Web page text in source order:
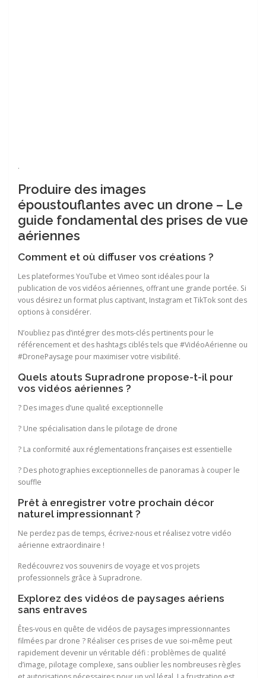
.
Produire des images
époustouflantes avec un drone – Le
guide fondamental des prises de vue
aériennes
Comment et où diffuser vos créations ?
Les plateformes YouTube et Vimeo sont idéales pour la
publication de vos vidéos aériennes, offrant une grande portée. Si
vous désirez un format plus captivant, Instagram et TikTok sont des
options à considérer.
N’oubliez pas d’intégrer des mots-clés pertinents pour le
référencement et des hashtags ciblés tels que #VidéoAérienne ou
#DronePaysage pour maximiser votre visibilité.
Quels atouts Supradrone propose-t-il pour
vos vidéos aériennes ?
? Des images d’une qualité exceptionnelle
? Une spécialisation dans le pilotage de drone
? La conformité aux réglementations françaises est essentielle
? Des photographies exceptionnelles de panoramas à couper le
souffle
Prêt à enregistrer votre prochain décor
naturel impressionnant ?
Ne perdez pas de temps, écrivez-nous et réalisez votre vidéo
aérienne extraordinaire !
Redécouvrez vos souvenirs de voyage et vos projets
professionnels grâce à Supradrone.
Explorez des vidéos de paysages aériens
sans entraves
Êtes-vous en quête de vidéos de paysages impressionnantes
filmées par drone ? Réaliser ces prises de vue soi-même peut
rapidement devenir un véritable défi : problèmes de qualité
d’image, pilotage complexe, sans oublier les nombreuses règles